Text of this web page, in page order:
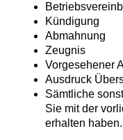
Kündigung
Abmahnung
Zeugnis
Vorgesehener
Ausdruck
Sämtliche
Sie mit der
erhalten haben.